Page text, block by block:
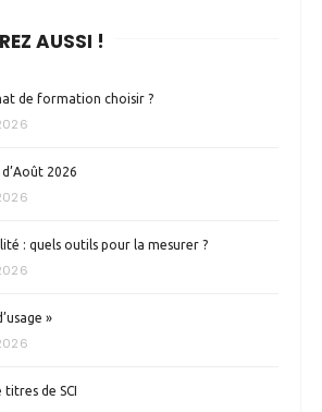
AUSSI !
de formation choisir ?
2026
: quels outils pour la mesurer ?
»
titres de SCI